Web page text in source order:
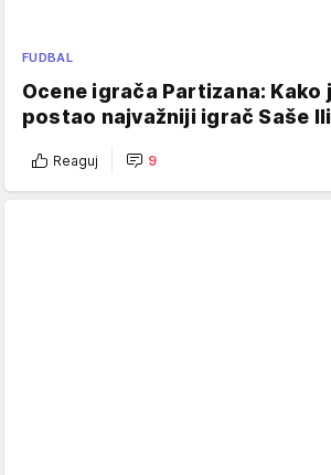
FUDBAL
Ocene igrača Partizana: Kako
postao najvažniji igrač Saše
Reaguj 9